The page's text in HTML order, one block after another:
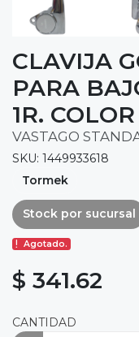
CLAVIJA
PARA
1R.
VASTAGO
SKU: 1449933618
Tormek
Stock por sucursal
Agotado.
$ 341.62
CANTIDAD